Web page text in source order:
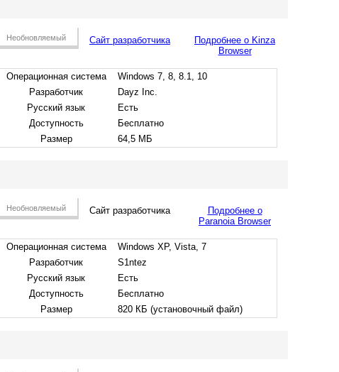
Операционная система
Windows XP, Vista, 7
Разработчик
S1ntez
Русский язык
Есть
Доступность
Бесплатно
Размер
820 КБ (установочный файл)
Необновляемый Сайт разработчика
Подробнее о
Paranoia Browser
Операционная система
Windows 7, 8, 8.1, 10
Разработчик
Dayz Inc.
Русский язык
Есть
Доступность
Бесплатно
Размер
64,5 МБ
Необновляемый Сайт разработчика
Подробнее о Kinza
Browser